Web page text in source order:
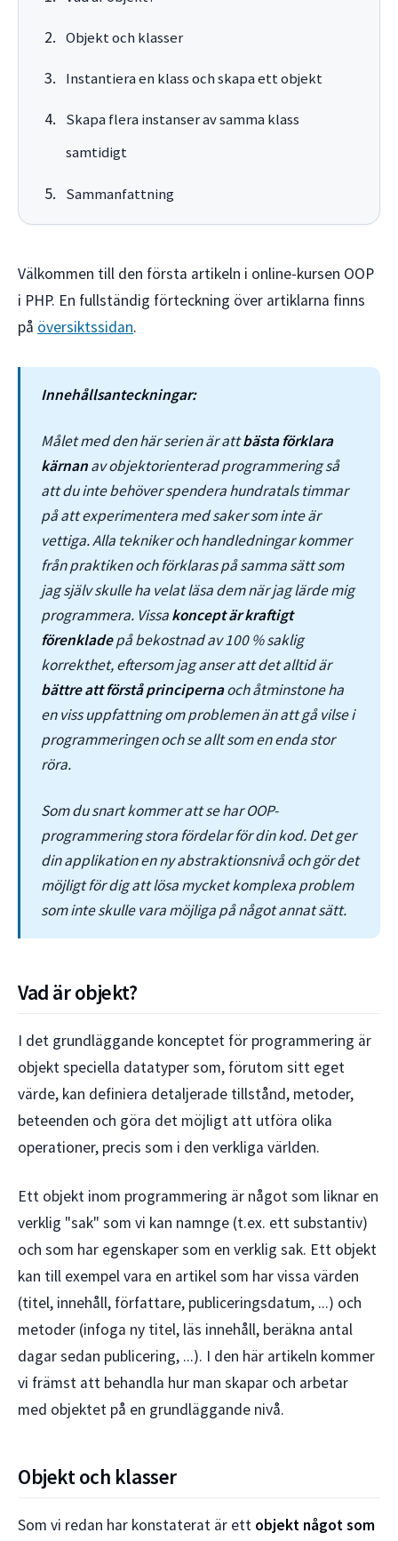
Objekt och klasser
Instantiera en klass och skapa ett objekt
Skapa flera instanser av samma klass
samtidigt
Sammanfattning
Välkommen till den första artikeln i online-kursen OOP
i PHP. En fullständig förteckning över artiklarna finns
på översiktssidan.
Innehållsanteckningar:
Målet med den här serien är attbästa förklara
kärnanav objektorienterad programmering så
att du inte behöver spendera hundratals timmar
på att experimentera med saker som inte är
vettiga. Alla tekniker och handledningar kommer
från praktiken och förklaras på samma sätt som
jag själv skulle ha velat läsa dem när jag lärde mig
programmera. Vissakoncept är kraftigt
förenkladepå bekostnad av 100 % saklig
korrekthet, eftersom jag anser att det alltid är
bättre att förstå principernaoch åtminstone ha
en viss uppfattning om problemen än att gå vilse i
programmeringen och se allt som en enda stor
röra.
Som du snart kommer att se har OOP-
programmering stora fördelar för din kod. Det ger
din applikation en ny abstraktionsnivå och gör det
möjligt för dig att lösa mycket komplexa problem
som inte skulle vara möjliga på något annat sätt.
Vad är objekt?
I det grundläggande konceptet för programmering är
objekt speciella datatyper som, förutom sitt eget
värde, kan definiera detaljerade tillstånd, metoder,
beteenden och göra det möjligt att utföra olika
operationer, precis som i den verkliga världen.
Ett objekt inom programmering är något som liknar en
verklig "sak" som vi kan namnge (t.ex. ett substantiv)
och som har egenskaper som en verklig sak. Ett objekt
kan till exempel vara en artikel som har vissa värden
(titel, innehåll, författare, publiceringsdatum, ...) och
metoder (infoga ny titel, läs innehåll, beräkna antal
dagar sedan publicering, ...). I den här artikeln kommer
vi främst att behandla hur man skapar och arbetar
med objektet på en grundläggande nivå.
Objekt och klasser
Som vi redan har konstaterat är ett objekt något som